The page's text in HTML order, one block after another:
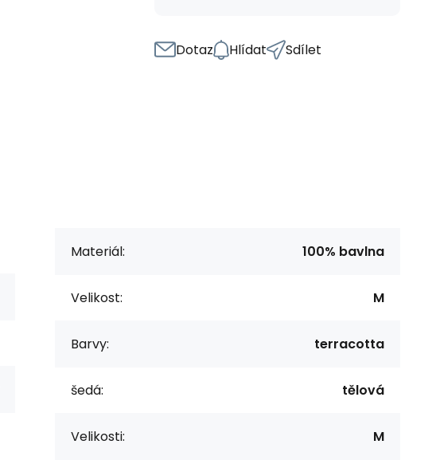
Dotaz Hlídat Sdílet
Materiál: 100% bavlna
Velikost: M
Barvy: terracotta
šedá: tělová
Velikosti: M